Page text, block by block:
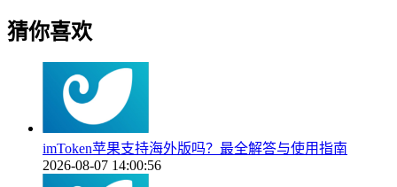
猜你喜欢
imToken苹果支持海外版吗？最全解答与使用指南
2026-08-07 14:00:56